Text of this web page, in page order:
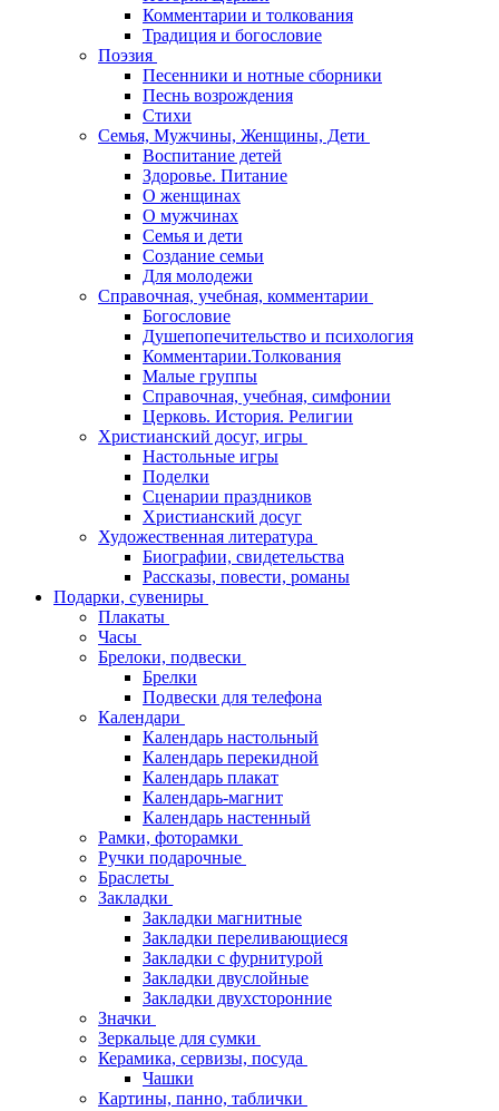
Комментарии и толкования
Традиция и богословие
Поэзия
Песенники и нотные сборники
Песнь возрождения
Стихи
Семья, Мужчины, Женщины, Дети
Воспитание детей
Здоровье. Питание
О женщинах
О мужчинах
Семья и дети
Создание семьи
Для молодежи
Справочная, учебная, комментарии
Богословие
Душепопечительство и психология
Комментарии.Толкования
Малые группы
Справочная, учебная, симфонии
Церковь. История. Религии
Христианский досуг, игры
Настольные игры
Поделки
Сценарии праздников
Христианский досуг
Художественная литература
Биографии, свидетельства
Рассказы, повести, романы
Подарки, сувениры
Плакаты
Часы
Брелоки, подвески
Брелки
Подвески для телефона
Календари
Календарь настольный
Календарь перекидной
Календарь плакат
Календарь-магнит
Календарь настенный
Рамки, фоторамки
Ручки подарочные
Браслеты
Закладки
Закладки магнитные
Закладки переливающиеся
Закладки с фурнитурой
Закладки двуслойные
Закладки двухсторонние
Значки
Зеркальце для сумки
Керамика, сервизы, посуда
Чашки
Картины, панно, таблички